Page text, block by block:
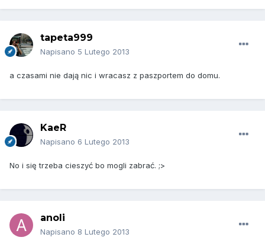
tapeta999
Napisano 5 Lutego 2013
a czasami nie dają nic i wracasz z paszportem do domu.
KaeR
Napisano 6 Lutego 2013
No i się trzeba cieszyć bo mogli zabrać. ;>
anoli
Napisano 8 Lutego 2013